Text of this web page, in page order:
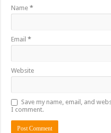
Name*
Email*
Website
Save my name, email, and
I comment.